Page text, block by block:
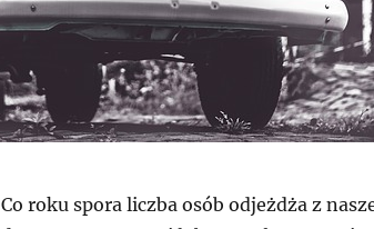
Co roku spora liczba osób odjeżdża z